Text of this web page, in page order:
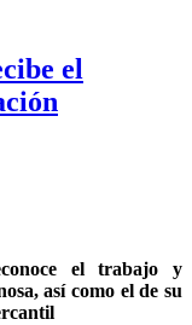
el
el trabajo y
así como el de su